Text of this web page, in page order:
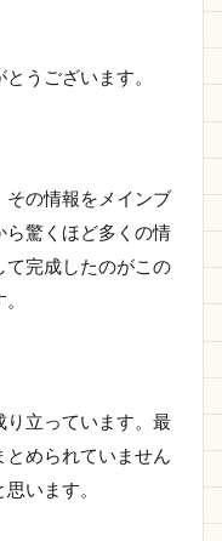
うございます。
その情報をメインブ
ら驚くほど多くの情
て完成したのがこの
り立っています。最
められていません
います。